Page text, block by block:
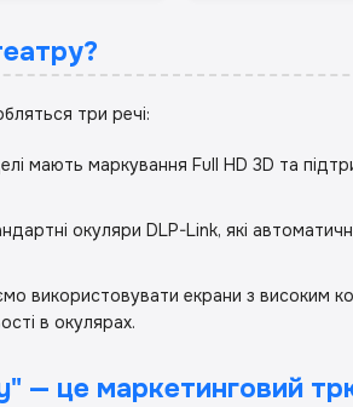
три речі:
мають маркування Full HD 3D та
окуляри DLP-Link, які
використовувати екрани з високим
в окулярах.
— це маркетинговий